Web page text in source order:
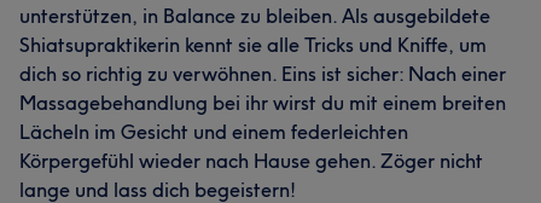
unterstützen, in Balance zu bleiben. Als ausgebildete
Shiatsupraktikerin kennt sie alle Tricks und Kniffe, um
dich so richtig zu verwöhnen. Eins ist sicher: Nach einer
Massagebehandlung bei ihr wirst du mit einem breiten
Lächeln im Gesicht und einem federleichten
Körpergefühl wieder nach Hause gehen. Zöger nicht
lange und lass dich begeistern!